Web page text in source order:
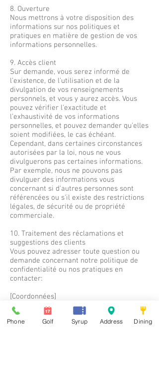
8. Ouverture
Nous mettrons à votre disposition des
informations sur nos politiques et
pratiques en matière de gestion de vos
informations personnelles.
9. Accès client
Sur demande, vous serez informé de
l'existence, de l'utilisation et de la
divulgation de vos renseignements
personnels, et vous y aurez accès. Vous
pouvez vérifier l'exactitude et
l'exhaustivité de vos informations
personnelles, et pouvez demander qu'elles
soient modifiées, le cas échéant.
Cependant, dans certaines circonstances
autorisées par la loi, nous ne vous
divulguerons pas certaines informations.
Par exemple, nous ne pouvons pas
divulguer des informations vous
concernant si d'autres personnes sont
référencées ou s'il existe des restrictions
légales, de sécurité ou de propriété
commerciale.
10. Traitement des réclamations et
suggestions des clients
Vous pouvez adresser toute question ou
demande concernant notre politique de
confidentialité ou nos pratiques en
contacter:
[Coordonnées]
Information additionnelle
Phone Golf Syrup Address Dining